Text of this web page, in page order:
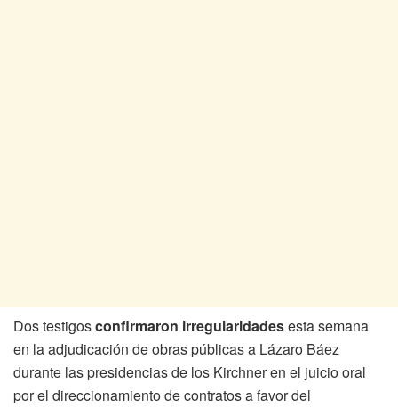
Dos testigosconfirmaron irregularidadesesta semana
en la adjudicación de obras públicas a Lázaro Báez
durante las presidencias de los Kirchner en el juicio oral
por el direccionamiento de contratos a favor del